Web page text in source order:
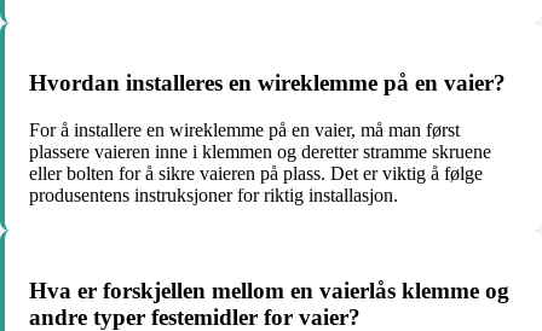
Hvordan installeres en wireklemme på en vaier?
For å installere en wireklemme på en vaier, må man først
plassere vaieren inne i klemmen og deretter stramme skruene
eller bolten for å sikre vaieren på plass. Det er viktig å følge
produsentens instruksjoner for riktig installasjon.
Hva er forskjellen mellom en vaierlås klemme og
andre typer festemidler for vaier?